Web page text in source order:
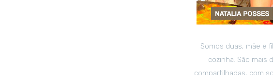
Somos duas, mãe e
cozinha. São mais
compartilhadas, com